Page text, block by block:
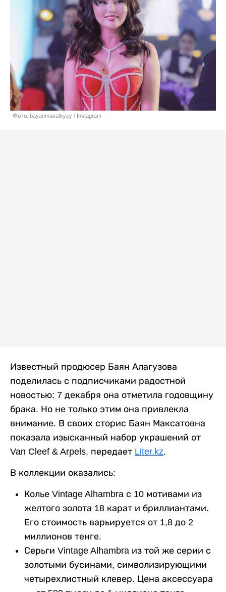
Фото: bayanmaxatkyzy / Instagram
Известный продюсер Баян Алагузова
поделилась с подписчиками радостной
новостью: 7 декабря она отметила годовщину
брака. Но не только этим она привлекла
внимание. В своих сторис Баян Максатовна
показала изысканный набор украшений от
Van Cleef & Arpels, передает Liter.kz.
В коллекции оказались:
Колье Vintage Alhambra с 10 мотивами из
желтого золота 18 карат и бриллиантами.
Его стоимость варьируется от 1,8 до 2
миллионов тенге.
Серьги Vintage Alhambra из той же серии с
золотыми бусинами, символизирующими
четырехлистный клевер. Цена аксессуара